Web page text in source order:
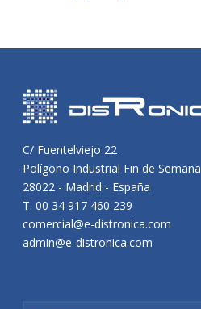
C/ Fuentelviejo 22
Polígono Industrial Fin de Semana
28022 - Madrid - España
T. 00 34 917 460 239
comercial@e-distronica.com
admin@e-distronica.com